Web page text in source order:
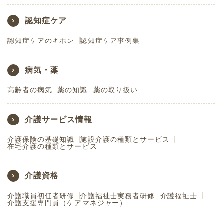
認知症ケア
認知症ケアのキホン 認知症ケア事例集
病気・薬
高齢者の病気 薬の知識 薬の取り扱い
介護サービス情報
介護保険の基礎知識
施設介護の種類とサービス
在宅介護の種類とサービス
介護資格
介護職員初任者研修 介護福祉士実務者研修
介護福祉士
介護支援専門員（ケアマネジャー）